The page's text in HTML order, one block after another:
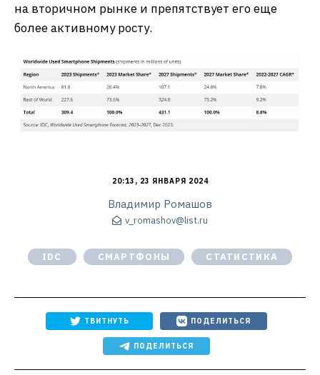
на вторичном рынке и препятствует его еще
более активному росту.
20:13, 23 ЯНВАРЯ 2024
Владимир Ромашов
v_romashov@list.ru
IDC СМАРТФОНЫ СТАТИСТИКА
ТВИТНУТЬ ПОДЕЛИТЬСЯ
ПОДЕЛИТЬСЯ